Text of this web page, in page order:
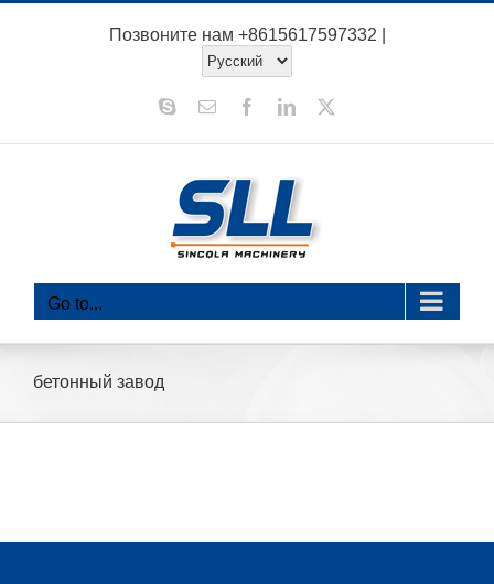
Позвоните нам +8615617597332
СкайпЭлектронная
ФейсбукLinkedIn
Go to...
бетонный завод